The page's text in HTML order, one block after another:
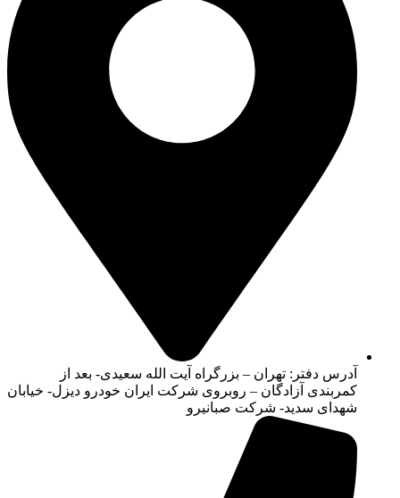
آدرس دفتر: تهران – بزرگراه آیت الله سعیدی- بعد از
کمربندی آزادگان – روبروی شرکت ایران خودرو دیزل- خیابان
شهدای سدید- شرکت صبانیرو